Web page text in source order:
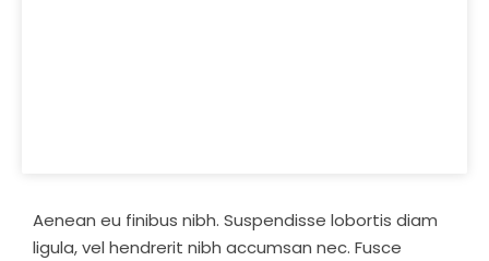
Aenean eu finibus nibh. Suspendisse lobortis diam
ligula, vel hendrerit nibh accumsan nec. Fusce